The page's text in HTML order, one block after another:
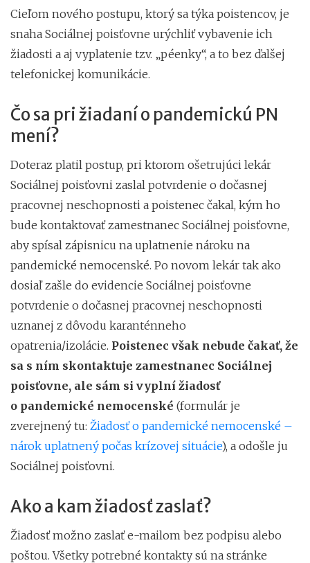
Cieľom nového postupu, ktorý sa týka poistencov, je
snaha Sociálnej poisťovne urýchliť vybavenie ich
žiadosti a aj vyplatenie tzv. „péenky“, a to bez ďalšej
telefonickej komunikácie.
Čo sa pri žiadaní o pandemickú PN
mení?
Doteraz platil postup, pri ktorom ošetrujúci lekár
Sociálnej poisťovni zaslal potvrdenie o dočasnej
pracovnej neschopnosti a poistenec čakal, kým ho
bude kontaktovať zamestnanec Sociálnej poisťovne,
aby spísal zápisnicu na uplatnenie nároku na
pandemické nemocenské. Po novom lekár tak ako
dosiaľ zašle do evidencie Sociálnej poisťovne
potvrdenie o dočasnej pracovnej neschopnosti
uznanej z dôvodu karanténneho
opatrenia/izolácie. Poistenec však nebude čakať, že
sa s ním skontaktuje zamestnanec Sociálnej
poisťovne, ale sám si vyplní žiadosť
o pandemické nemocenské (formulár je
zverejnený tu: Žiadosť o pandemické nemocenské –
nárok uplatnený počas krízovej situácie), a odošle ju
Sociálnej poisťovni.
Ako a kam žiadosť zaslať?
Žiadosť možno zaslať e-mailom bez podpisu alebo
poštou. Všetky potrebné kontakty sú na stránke